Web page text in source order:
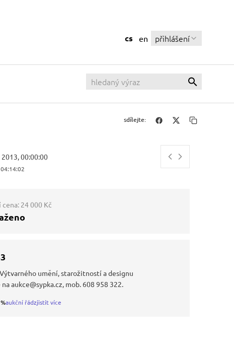
cs en přihlášení
sdílejte:
00:00:00
04:14:03
cena: 24 000 Kč
umění, starožitností a designu
aukce@sypka.cz, mob. 608 958 322.
aukční řádzjistit více